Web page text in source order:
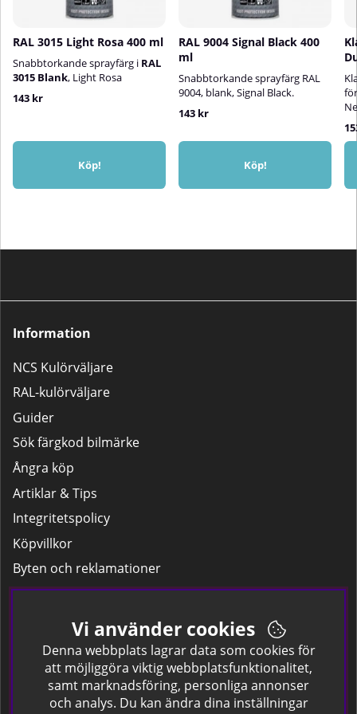
RAL 3015 Light Rosa 400 ml
Snabbtorkande sprayfärg i RAL
3015 Blank, Light Rosa
143 kr
Köp!
RAL 9004 Signal Black 400
ml
Snabbtorkande sprayfärg RAL
9004, blank, Signal Black.
143 kr
Köp!
Information
NCS Kulörväljare
RAL-kulörväljare
Guider
Sök färgkod bilmärke
Ångra köp
Artiklar & Tips
Integritetspolicy
Köpvillkor
Byten och reklamationer
Leverans
Hitta färgkoden på bilen.
Företagskund
Om oss
Vi använder cookies
Denna webbplats lagrar data som cookies för
att möjliggöra viktig webbplatsfunktionalitet,
samt marknadsföring, personliga annonser
och analys. Du kan ändra dina inställningar